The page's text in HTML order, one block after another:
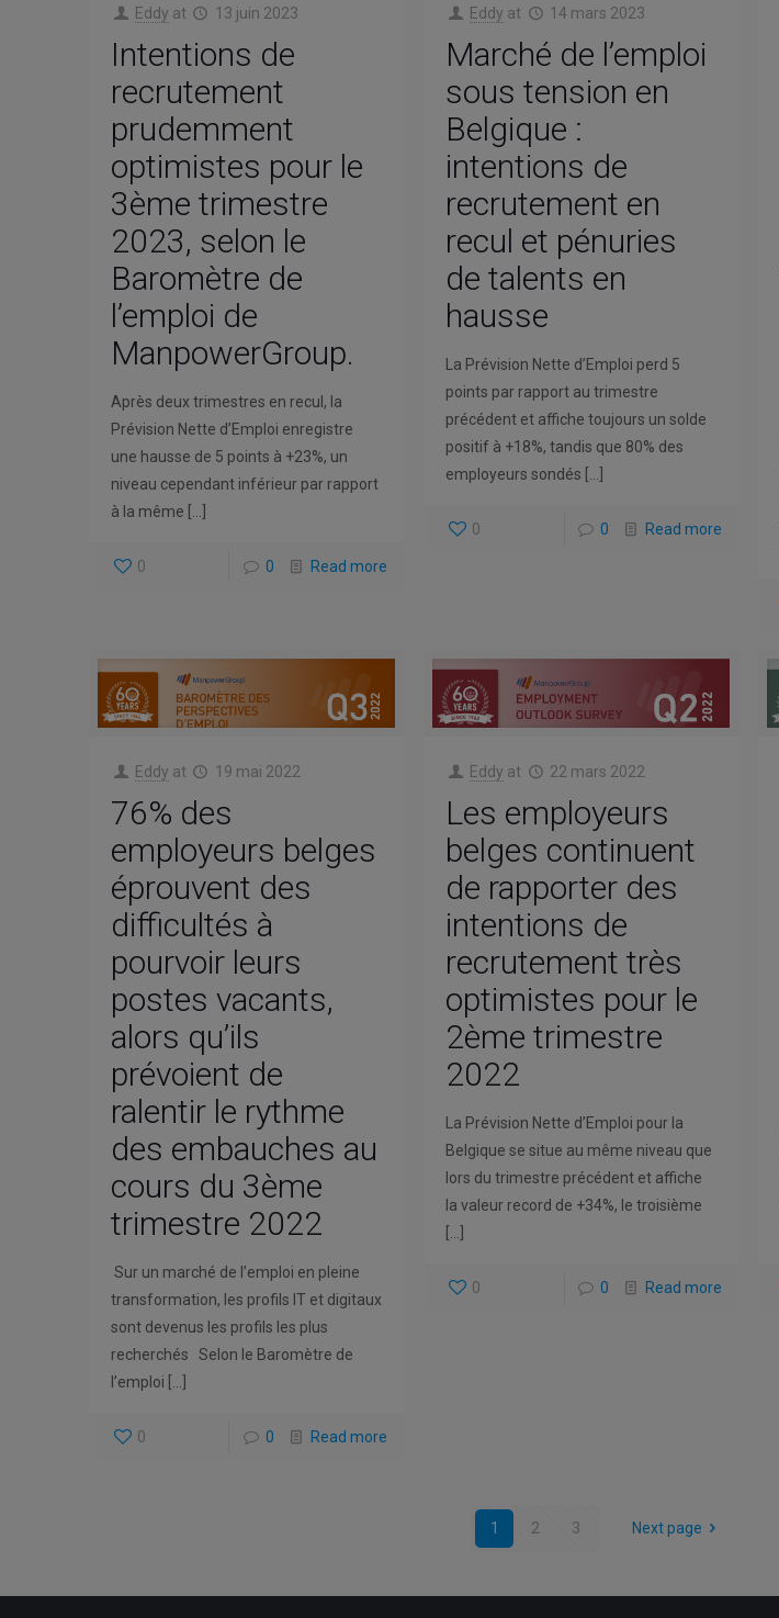
Eddy at 13 juin 2023
Intentions de
recrutement
prudemment
optimistes pour le
3ème trimestre
2023, selon le
Baromètre de
l’emploi de
ManpowerGroup.
Après deux trimestres en recul, la
Prévision Nette d’Emploi enregistre
une hausse de 5 points à +23%, un
niveau cependant inférieur par rapport
à la même
0 0 Read more
Eddy at 14 mars 2023
Marché de l’emploi
sous tension en
Belgique :
intentions de
recrutement en
recul et pénuries
de talents en
hausse
La Prévision Nette d’Emploi perd 5
points par rapport au trimestre
précédent et affiche toujours un solde
positif à +18%, tandis que 80% des
employeurs sondés
0 0 Read more
Eddy at 19 mai 2022
76% des
employeurs belges
éprouvent des
difficultés à
pourvoir leurs
postes vacants,
alors qu’ils
prévoient de
ralentir le rythme
des embauches au
cours du 3ème
trimestre 2022
Sur un marché de l’emploi en pleine
transformation, les profils IT et digitaux
sont devenus les profils les plus
recherchés Selon le Baromètre de
l’emploi
0 0 Read more
Eddy at 22 mars 2022
Les employeurs
belges continuent
de rapporter des
intentions de
recrutement très
optimistes pour le
2ème trimestre
2022
La Prévision Nette d’Emploi pour la
Belgique se situe au même niveau que
lors du trimestre précédent et affiche
la valeur record de +34%, le troisième
0 0 Read more
1 2 3 Next page